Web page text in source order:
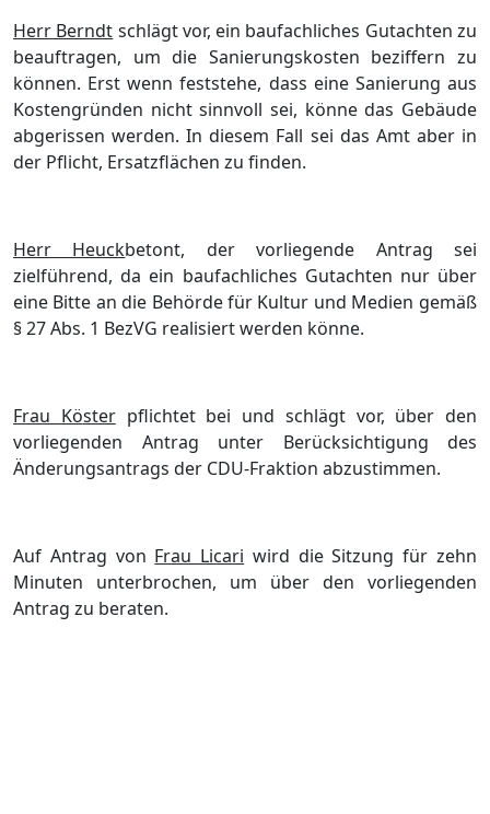
Herr Berndt schlägt vor, ein baufachliches Gutachten zu
beauftragen, um die Sanierungskosten beziffern zu
können. Erst wenn feststehe, dass eine Sanierung aus
Kostengründen nicht sinnvoll sei, könne das Gebäude
abgerissen werden. Indiesem Fall sei das Amt aber in
der Pflicht, Ersatzflächen zu finden.
Herr Heuckbetont, der vorliegende Antrag sei
zielführend, da ein baufachliches Gutachten nur über
eine Bitte an die Behörde für Kultur und Medien gemäß
§ 27 Abs. 1 BezVG realisiert werden könne.
Frau Kösterpflichtet bei und schlägt vor, über den
vorliegenden Antrag unter Berücksichtigung des
Änderungsantrags der CDU-Fraktion abzustimmen.
Auf Antrag von Frau Licari wird die Sitzung für zehn
Minuten unterbrochen, um über den vorliegenden
Antrag zu beraten.